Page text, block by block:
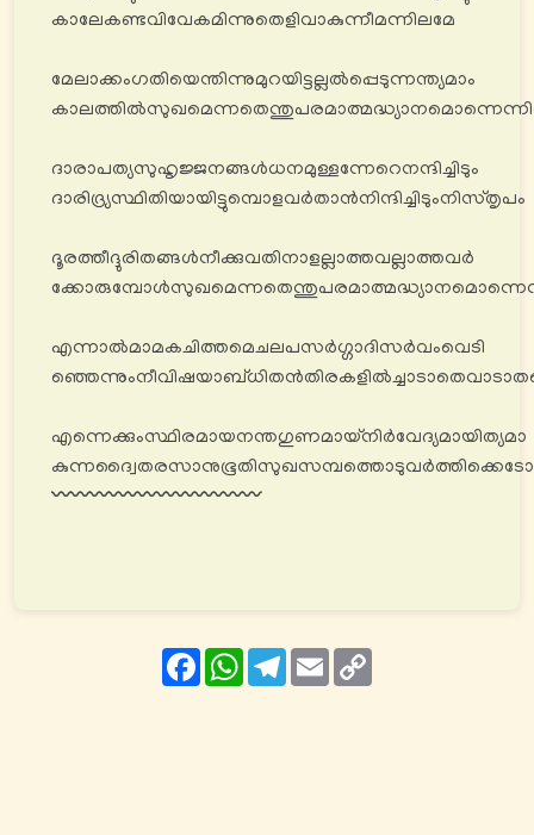
കാലേകണ്ടവിവേകമിന്നുതെളിവാകുന്നീമന്നിലമേ
മേലാക്കംഗതിയെന്തിന്നുമുറയിട്ടല്ലൽപ്പെടുന്നന്ത്യമാം
ദാരാപത്യസുഹൃജ്ജനങ്ങൾധനമുള്ളന്നേറെനന്ദിച്ചിടും
ദാരിദ്ര്യസ്ഥിതിയായിട്ടുമ്പൊളവർതാൻനിന്ദിച്ചിടുംനിസ്തൃപം
ദൂരത്തീദ്ദുരിതങ്ങൾനീക്കുവതിനാളല്ലാത്തവല്ലാത്തവർ
എന്നാൽമാമകചിത്തമെചലപസര്‍ഗ്ഗാദിസർവംവെടി
എന്നെക്കുംസ്ഥിരമായനന്തഗുണമായ്നിർവേദ്യമായിത്യമാ
കുന്നദ്വൈതരസാനുഭൂതിസുഖസമ്പത്തൊടുവർത്തിക്കെടോ
〰️〰️〰️〰️〰️〰️〰️〰️〰️〰️〰️
FacebookWhatsAppTelegram
Email